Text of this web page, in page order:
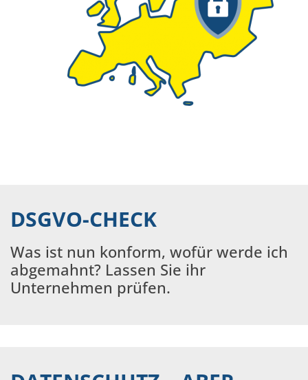
DSGVO-CHECK
Was ist nun konform, wofür werde ich
abgemahnt? Lassen Sie ihr
Unternehmen prüfen.